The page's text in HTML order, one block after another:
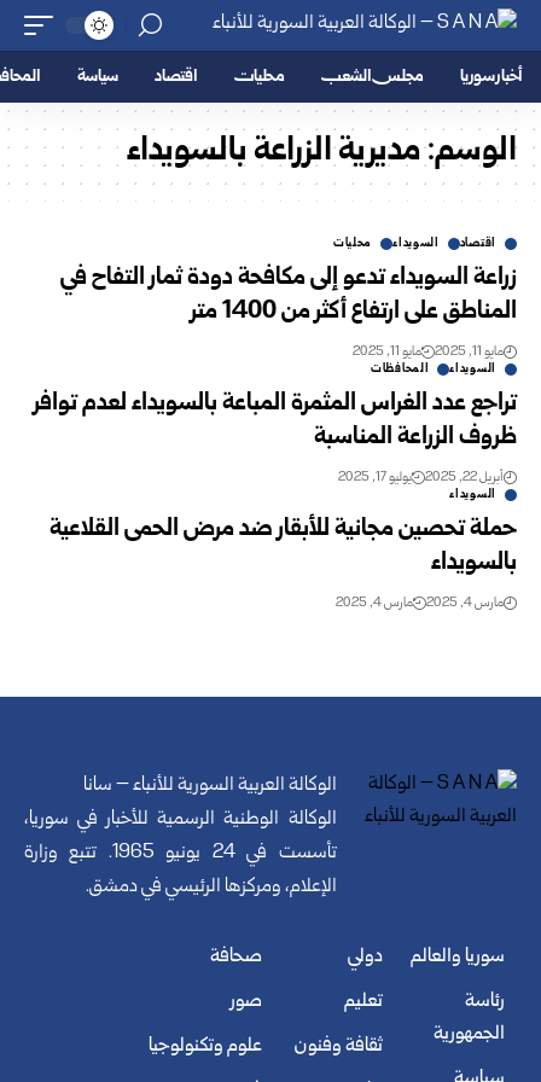
أخبار سوريا مجلس الشعب محليات اقتصاد سياسة
الوسم:مديرية الزراعة بالسويداء
اقتصاد السويداء محليات
زراعة السويداء تدعو إلى مكافحة دودة ثمار التفاح في
المناطق على ارتفاع أكثر من 1400 متر
مايو 11, 2025 مايو 11, 2025
السويداء المحافظات
تراجع عدد الغراس المثمرة المباعة بالسويداء لعدم توافر
ظروف الزراعة المناسبة
أبريل 22, 2025 يوليو 17, 2025
السويداء
حملة تحصين مجانية للأبقار ضد مرض الحمى القلاعية
بالسويداء
مارس 4, 2025 مارس 4, 2025
الوكالة العربية السورية للأنباء – سانا
الوكالة الوطنية الرسمية للأخبار في سوريا،
تأسست في 24 يونيو 1965. تتبع وزارة
الإعلام، ومركزها الرئيسي في دمشق.
سوريا والعالم
رئاسة
الجمهورية
دولي
تعليم
ثقافة وفنون
صحافة
صور
علوم وتكنولوجيا